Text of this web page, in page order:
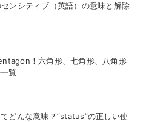
ンシティブ（英語）の意味と解除
！六角形、七角形、八角形
覧
てどんな意味？”status”の正しい使